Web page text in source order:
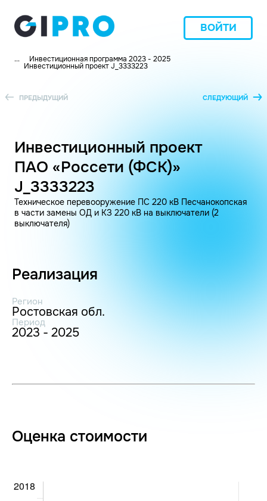
ВОЙТИ
... Инвестиционная программа 2023 - 2025
Инвестиционный проект J_3333223
ПРЕДЫДУЩИЙ СЛЕДУЮЩИЙ
Инвестиционный проект
ПАО «Россети (ФСК)»
J_3333223
Техническое перевооружение ПС 220 кВ Песчанокопская
в части замены ОД и КЗ 220 кВ на выключатели (2
выключателя)
Реализация
Регион
Ростовская обл.
Период
2023 - 2025
Оценка стоимости